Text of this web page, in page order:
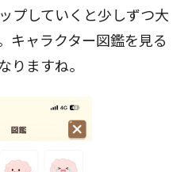
プしていくと少しずつ大
キャラクター図鑑を見る
りますね。